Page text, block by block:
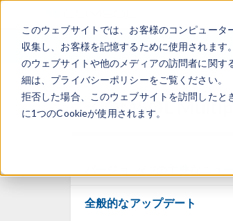
このウェブサイトでは、お客様のコンピュー
収集し、お客様を記憶するために使用されま
のウェブサイトや他のメディアの訪問者に関
細は、プライバシーポリシーをご覧ください。
拒否した場合、このウェブサイトを訪問した
に1つのCookieが使用されます。
COMSOL
全般的なアップデート